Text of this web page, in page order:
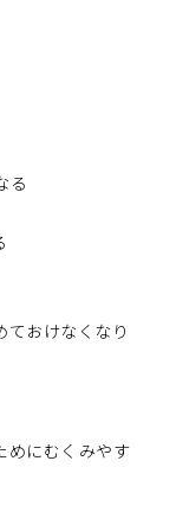
る
おけなくなり
にむくみやす